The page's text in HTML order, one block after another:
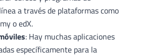
a través de plataformas como
o edX.
: Hay muchas aplicaciones
específicamente para la